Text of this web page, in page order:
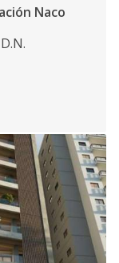
Naco